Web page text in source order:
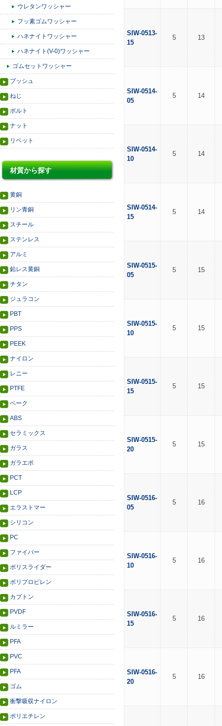
ウレタンワッシャー
フッ素ゴムワッシャー
ハネナイトワッシャー
ハネナイト(V-0)ワッシャー
ゴムセットワッシャー
ブッシュ
ねじ
ボルト
ナット
リベット
材質から探す
黄銅
リン青銅
スチール
ステンレス
アルミ
鉛レス黄銅
チタン
ジュラコン
PBT
PPS
PEEK
ナイロン
レニー
PTFE
ベーク
ABS
セラミックス
ガラス
ガラエポ
PCT
LCP
エラストマー
シリコン
PC
ファイバー
ポリスライダー
ポリプロピレン
カプトン
PVDF
ルミラー
PFA
PVC
PFA
ゴム
衝撃吸収ナイロン
ポリエチレン
SIW-0513-
15
5 13
SIW-0514-
05
5 14
SIW-0514-
10
5 14
SIW-0514-
15
5 14
SIW-0515-
05
5 15
SIW-0515-
10
5 15
SIW-0515-
15
5 15
SIW-0515-
20
5 15
SIW-0516-
05
5 16
SIW-0516-
10
5 16
SIW-0516-
15
5 16
SIW-0516-
20
5 16